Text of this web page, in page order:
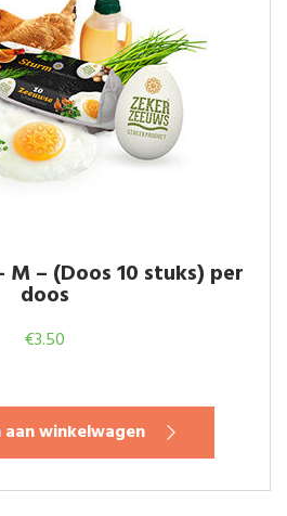
M – (Doos 10 stuks) per
doos
€3.50
winkelwagen